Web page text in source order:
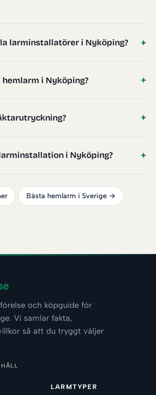
larminstallatörer i Nyköping?
i Nyköping?
i Nyköping?
Bästa hemlarm i Sverige →
och köpguide för
Vi samlar fakta,
så att du tryggt väljer
LARMTYPER